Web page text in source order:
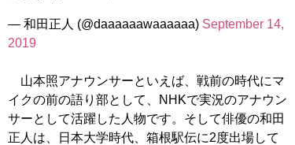
— 和田正人 (@daaaaaawaaaaaa) September 14,
2019
山本照アナウンサーといえば、戦前の時代にマ
イクの前の語り部として、NHKで実況のアナウン
サーとして活躍した人物です。そして俳優の和田
正人は、日本大学時代、箱根駅伝に2度出場して